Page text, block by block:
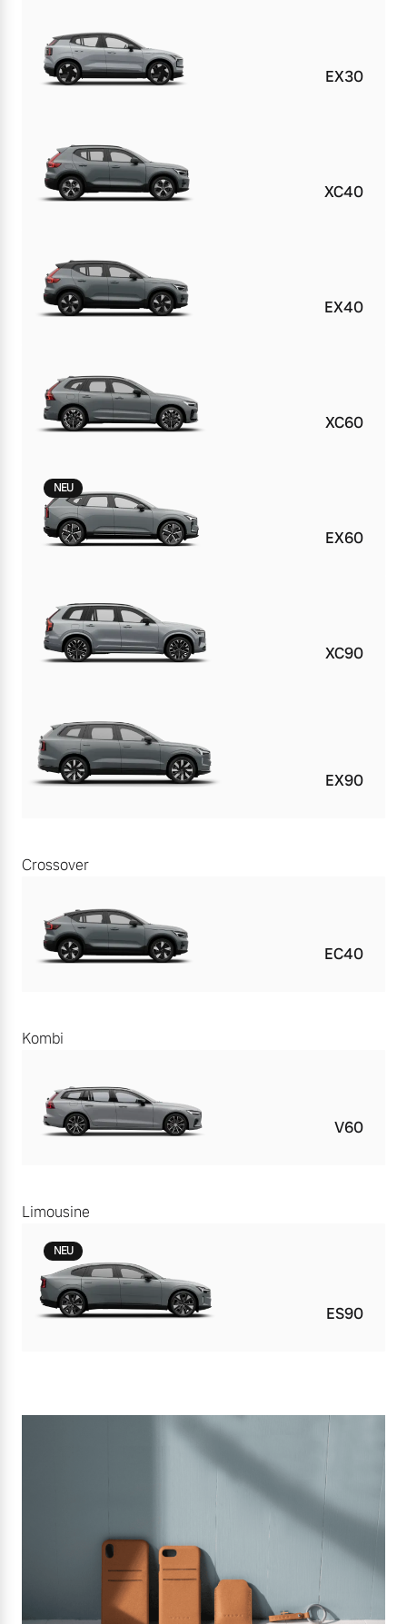
EX30
XC40
EX40
XC60
NEU
EX60
XC90
EX90
Crossover
EC40
Kombi
V60
Limousine
NEU
ES90